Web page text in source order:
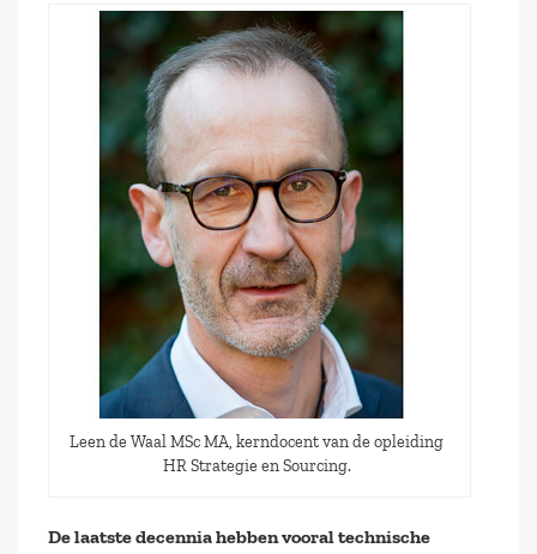
Leen de Waal MSc MA, kerndocent van de opleiding
HR Strategie en Sourcing.
De laatste decennia hebben vooral technische